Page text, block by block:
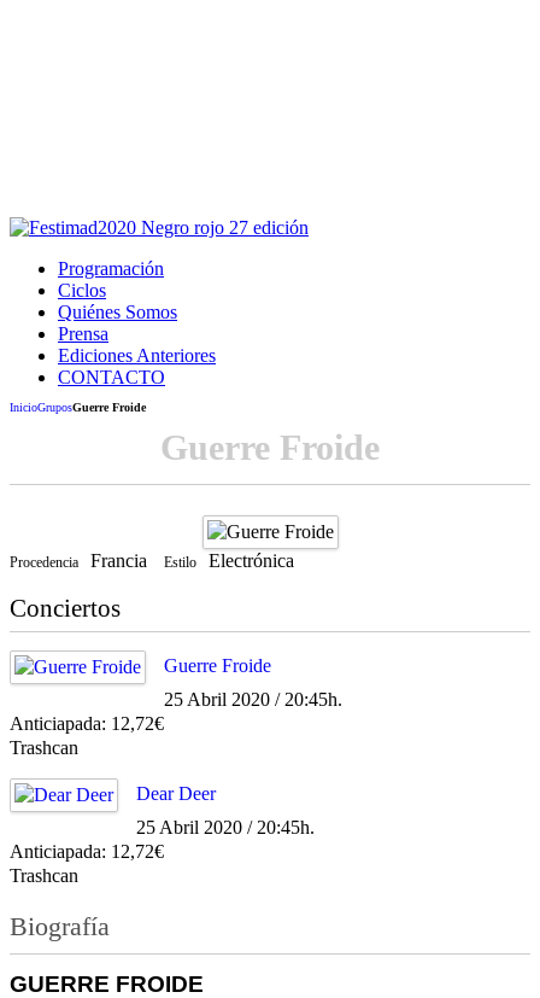
Programación
Ciclos
Quiénes Somos
Prensa
Ediciones Anteriores
CONTACTO
InicioGruposGuerre Froide
Guerre Froide
Procedencia Francia Estilo Electrónica
Conciertos
Guerre Froide
25 Abril 2020 / 20:45h.
Anticiapada: 12,72€
Trashcan
Dear Deer
25 Abril 2020 / 20:45h.
Anticiapada: 12,72€
Trashcan
Biografía
GUERRE FROIDE